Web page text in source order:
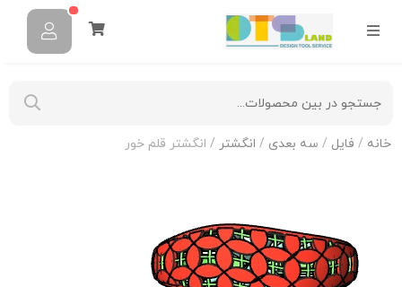
خانه / فایل / سه بعدی / انگشتر / انگشتر قلم خور